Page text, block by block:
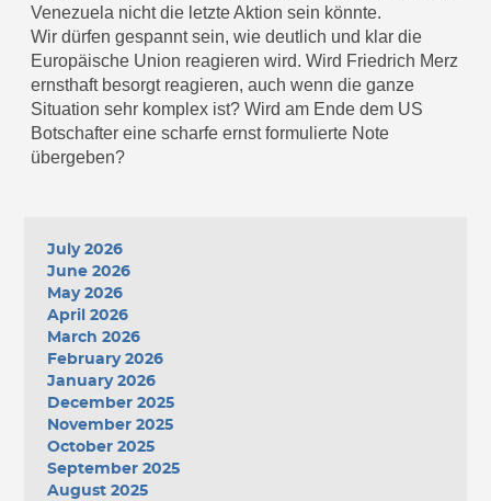
Venezuela nicht die letzte Aktion sein könnte.
Wir dürfen gespannt sein, wie deutlich und klar die
Europäische Union reagieren wird. Wird Friedrich Merz
ernsthaft besorgt reagieren, auch wenn die ganze
Situation sehr komplex ist? Wird am Ende dem US
Botschafter eine scharfe ernst formulierte Note
übergeben?
July 2026
June 2026
May 2026
April 2026
March 2026
February 2026
January 2026
December 2025
November 2025
October 2025
September 2025
August 2025